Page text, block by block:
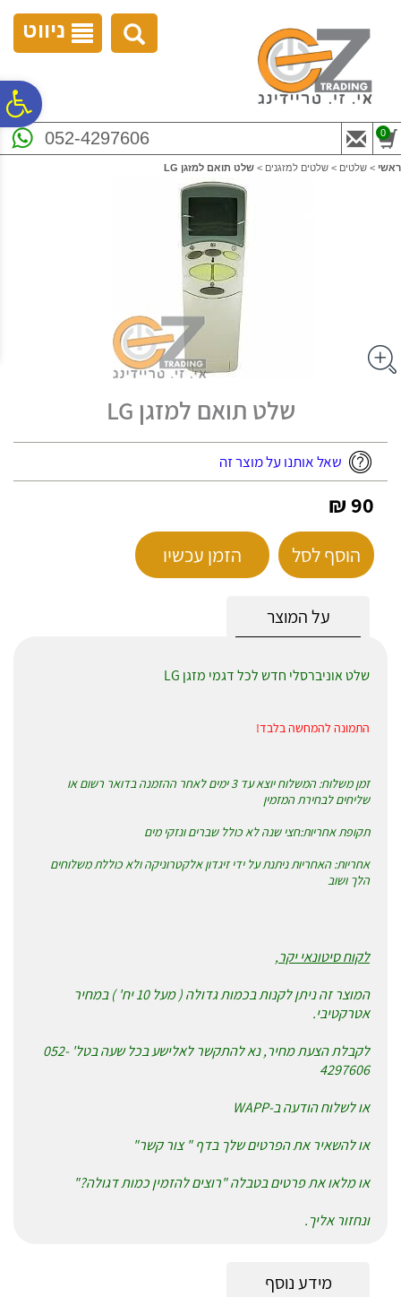
נגישות
ניווט
052-4297606 0
ראשי > שלטים > שלטים למזגנים > שלט תואם למזגן LG
שלט תואם למזגן LG
שאל אותנו על מוצר זה
90 ₪
הוסף לסל הזמן עכשיו
על המוצר
שלט אוניברסלי חדש לכל דגמי מזגן LG
התמונה להמחשה בלבד!
זמן משלוח: המשלוח יוצא עד 3 ימים לאחר ההזמנה בדואר רשום או
שליחים לבחירת המזמין
תקופת אחריות:חצי שנה לא כולל שברים ונזקי מים
אחריות: האחריות ניתנת על ידי זיגדון אלקטרוניקה ולא כוללת משלוחים
הלך ושוב
לקוח סיטונאי יקר,
המוצר זה ניתן לקנות בכמות גדולה ( מעל 10 יח' ) במחיר
אטרקטיבי.
לקבלת הצעת מחיר, נא להתקשר לאלישע בכל שעה בטל' 052-
4297606
או לשלוח הודעה ב-WAPP
או להשאיר את הפרטים שלך בדף " צור קשר"
או מלאו את פרטים בטבלה "רוצים להזמין כמות דגולה?"
ונחזור אליך.
מידע נוסף